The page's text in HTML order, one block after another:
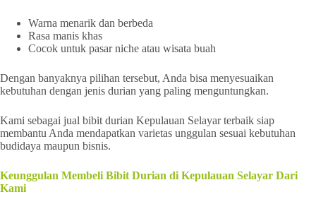
Warna menarik dan berbeda
Rasa manis khas
Cocok untuk pasar niche atau wisata buah
Dengan banyaknya pilihan tersebut, Anda bisa menyesuaikan
kebutuhan dengan jenis durian yang paling menguntungkan.
Kami sebagai jual bibit durian Kepulauan Selayar terbaik siap
membantu Anda mendapatkan varietas unggulan sesuai kebutuhan
budidaya maupun bisnis.
Keunggulan Membeli Bibit Durian di Kepulauan Selayar Dari
Kami